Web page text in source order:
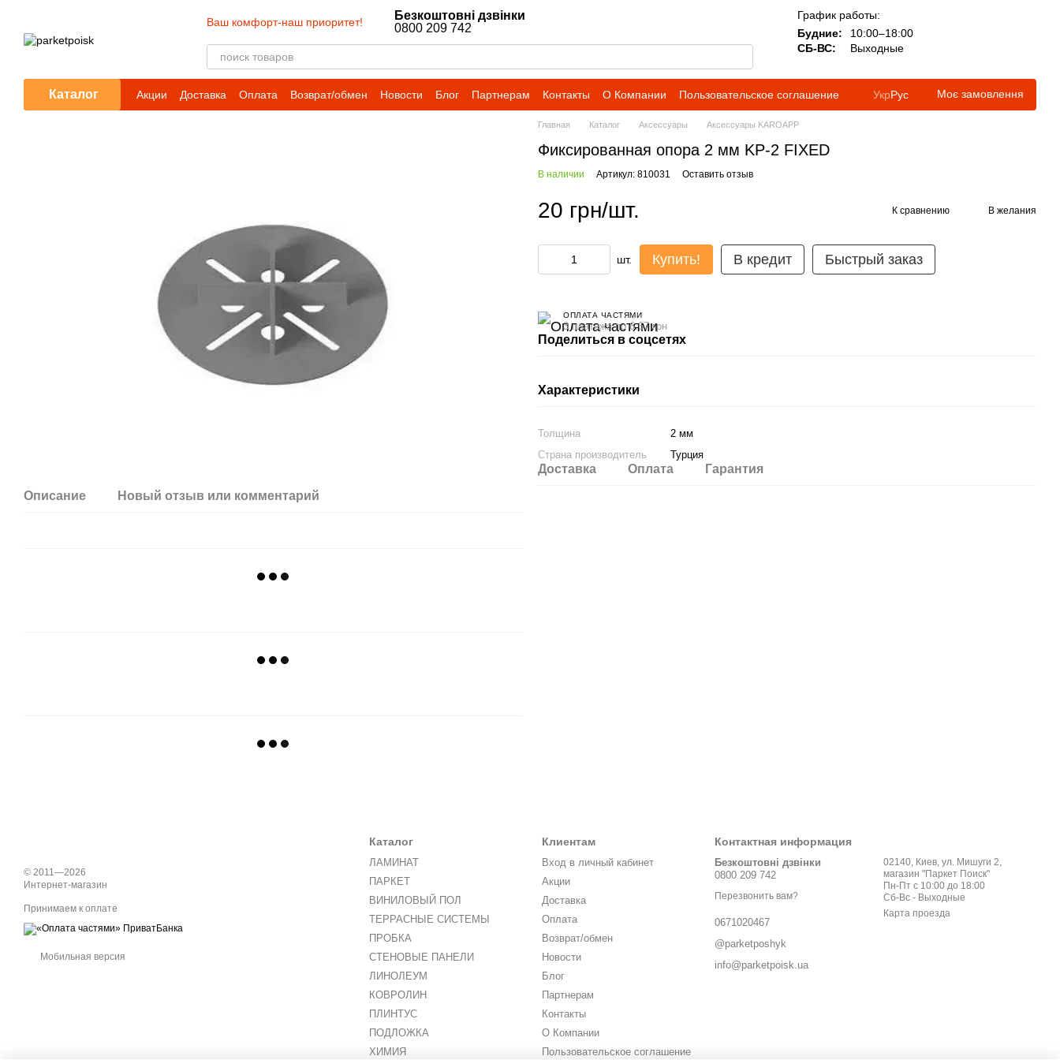
Ваш комфорт-наш приоритет!
Безкоштовні дзвінки
0800 209 742
График работы:
Будние:
10:00–18:00
СБ-ВС:
Выходные
Каталог Акции Доставка Оплата Возврат/обмен Новости Блог Партнерам Контакты О Компании Пользовательское соглашение УкрРус Моє замовлення
Описание Новый отзыв или комментарий
Главная Каталог Аксессуары Аксессуары KAROAPP
Фиксированная опора 2 мм KP-2 FIXED
В наличии Артикул: 810031 Оставить отзыв
20 грн/шт. К сравнению В желания
шт. Купить! В кредит Быстрый заказ
ОПЛАТА ЧАСТЯМИ
3 платежа по 6.67 грн
Поделиться в соцсетях
Характеристики
Толщина
2 мм
Страна производитель
Турция
Доставка Оплата Гарантия
© 2011—2026
Интернет-магазин
Принимаем к оплате
Мобильная версия
Каталог
ЛАМИНАТ
ПАРКЕТ
ВИНИЛОВЫЙ ПОЛ
ТЕРРАСНЫЕ СИСТЕМЫ
ПРОБКА
СТЕНОВЫЕ ПАНЕЛИ
ЛИНОЛЕУМ
КОВРОЛИН
ПЛИНТУС
ПОДЛОЖКА
ХИМИЯ
Клиентам
Вход в личный кабинет
Акции
Доставка
Оплата
Возврат/обмен
Новости
Блог
Партнерам
Контакты
О Компании
Пользовательское соглашение
Контактная информация
Безкоштовні дзвінки
0800 209 742
Перезвонить вам?
0671020467
@parketposhyk
info@parketpoisk.ua
02140, Киев, ул. Мишуги 2,
магазин "Паркет Поиск"
Пн-Пт с 10:00 до 18:00
Сб-Вс - Выходные
Карта проезда